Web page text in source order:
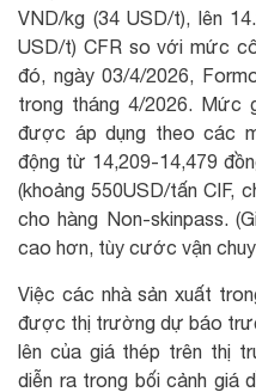
VND/kg (34 USD/t), lên
USD/t) CFR so với mức
đó, ngày 03/4/2026,
trong tháng 4/2026. Mức
được áp dụng theo các
động từ 14,209-14,479
(khoảng 550USD/tấn CIF,
cho hàng Non-skinpass.
cao hơn, tùy cước vận
Việc các nhà sản xuất
được thị trường dự báo
lên của giá thép trên thị
diễn ra trong bối cảnh giá